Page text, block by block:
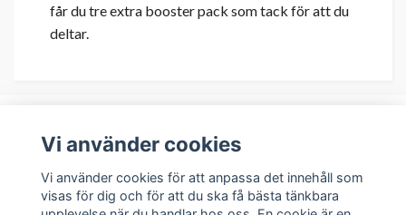
får du tre extra booster pack som tack för att du
deltar.
Vi använder cookies
Vi använder cookies för att anpassa det innehåll som
visas för dig och för att du ska få bästa tänkbara